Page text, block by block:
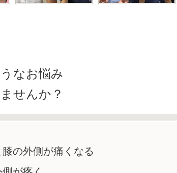
なお悩み
せんか？
の外側が痛くなる